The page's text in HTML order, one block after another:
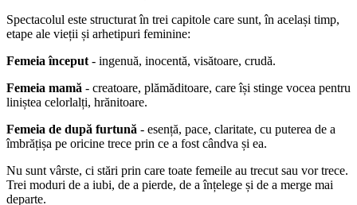
Spectacolul este structurat în trei capitole care sunt, în același timp,
etape ale vieții și arhetipuri feminine:
Femeia început - ingenuă, inocentă, visătoare, crudă.
Femeia mamă - creatoare, plămăditoare, care își stinge vocea pentru
liniștea celorlalți, hrănitoare.
Femeia de după furtună - esență, pace, claritate, cu puterea de a
îmbrățișa pe oricine trece prin ce a fost cândva și ea.
Nu sunt vârste, ci stări prin care toate femeile au trecut sau vor trece.
Trei moduri de a iubi, de a pierde, de a înțelege și de a merge mai
departe.